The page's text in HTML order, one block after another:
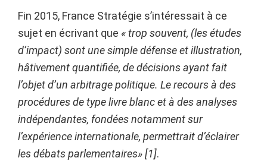
Fin 2015, France Stratégie s’intéressait à ce
sujet en écrivant que « trop souvent, (les études
d’impact) sont une simple défense et illustration,
hâtivement quantifiée, de décisions ayant fait
l’objet d’un arbitrage politique. Le recours à des
procédures de type livre blanc et à des analyses
indépendantes, fondées notamment sur
l’expérience internationale, permettrait d’éclairer
les débats parlementaires» [1].